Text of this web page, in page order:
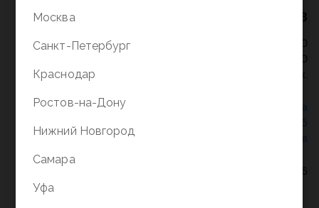
8 (800) 5000-338
Режим работы - 9:30-20:00
в выходные и праздники - 10:00-19:00
без перерыва и выходных.
Политика конфиденциальности
СОГЛАСИЕ на
Соглашение об
использовании cookie-файлов
© Планета книги, 1998-2026
Москва
Санкт-Петербург
Краснодар
Ростов-на-Дону
Нижний Новгород
Самара
Уфа